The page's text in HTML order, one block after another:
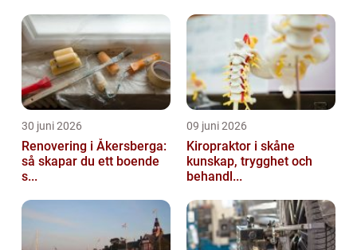
30 juni 2026
Renovering i Åkersberga:
så skapar du ett boende
s...
09 juni 2026
Kiropraktor i skåne
kunskap, trygghet och
behandl...